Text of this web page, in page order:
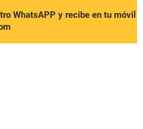
WhatsAPP y recibe en tu móvil